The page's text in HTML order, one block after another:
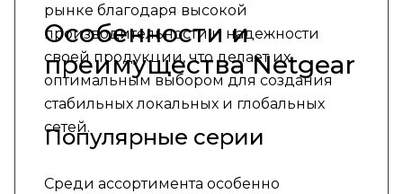
рынке благодаря высокой
производительности и надежности
своей продукции, что делает их
оптимальным выбором для создания
стабильных локальных и глобальных
сетей.
Особенности и
преимущества Netgear
Популярные серии
Среди ассортимента особенно